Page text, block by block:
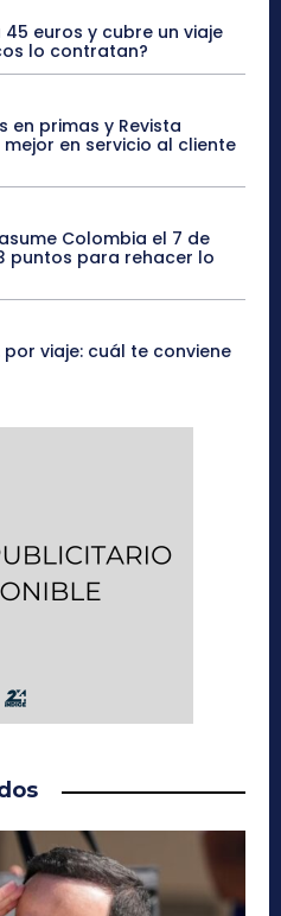
euros y cubre un viaje
lo contratan?
en primas y Revista
en servicio al cliente
Colombia el 7 de
puntos para rehacer lo
viaje: cuál te conviene